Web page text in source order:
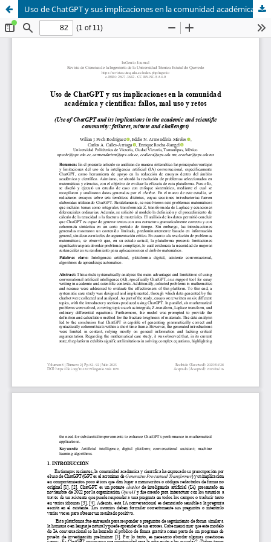
Uso de ChatGPT y sus implicaciones en la comunidad académica y científica: fallos, mal uso y retos